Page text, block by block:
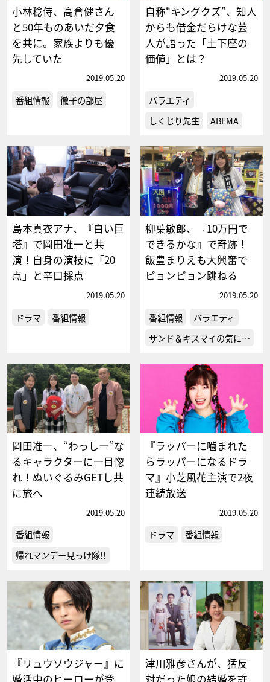
小林稔侍、高倉健さん
と50年ものあいだ夕食
を共に。家族よりも優
先していた
2019.05.20
番組情報 徹子の部屋
自称“キングクズ”、知人
からも借金だらけな芸
人が語った「土下座の
価値」とは？
2019.05.20
バラエティ
しくじり先生
ABEMA
島本真衣アナ、『白い巨
塔』で岡田准一と共
演！自身の演技に「20
点」と辛口採点
2019.05.20
ドラマ 番組情報
柳葉敏郎、『10万円で
できるかな』で奇跡！
飯豊まりえも大興奮で
ピョンピョン跳ねる
2019.05.20
番組情報
バラエティ
サンド＆キスマイの気に…
岡田准一、“わっしー”な
るキャラクターに一目惚
れ！ぬいぐるみGETし共
に旅へ
2019.05.20
番組情報
帰れマンデー見っけ隊!!
『ラッパーに噛まれた
らラッパーになるドラ
マ』小芝風花主演で2夜
連続放送
2019.05.20
ドラマ 番組情報
『リュウソウジャー』に
婚活中のヒーローが登
津川雅彦さんが、猛反
対だった娘の結婚を許